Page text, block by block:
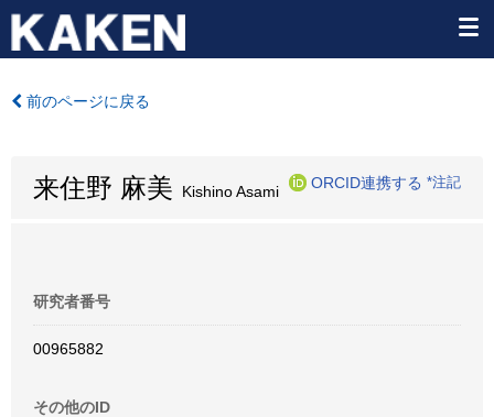
前のページに戻る
来住野 麻美 Kishino Asami
ORCID連携する *注記
研究者番号
00965882
その他のID